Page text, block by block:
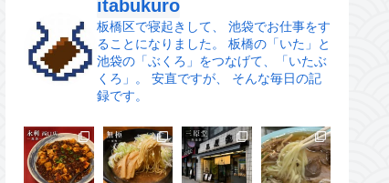
itabukuro
板橋区で寝起きして、
池袋でお仕事をす
ることになりました。
板橋の「いた」と
池袋の「ぶくろ」をつなげて、「いたぶ
くろ」。
安直ですが、 そんな毎日の記
録です。